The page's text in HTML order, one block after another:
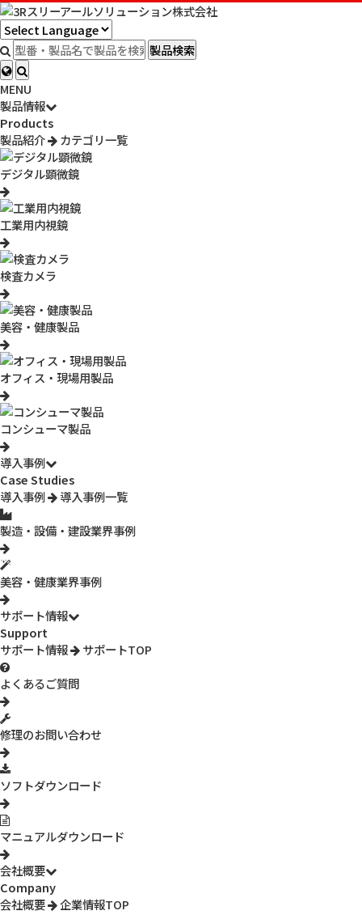
製品検索
MENU
製品情報
Products
製品紹介
カテゴリ一覧
デジタル顕微鏡
工業用内視鏡
検査カメラ
美容・健康製品
オフィス・現場用製品
コンシューマ製品
導入事例
Case Studies
導入事例
導入事例一覧
製造・設備・建設業界事例
美容・健康業界事例
サポート情報
Support
サポート情報
サポートTOP
よくあるご質問
修理のお問い合わせ
ソフトダウンロード
マニュアルダウンロード
会社概要
Company
会社概要
企業情報TOP
HOME>製品情報> 販売終了商品一覧>販売終了
3R-FLH10
大人気シリーズ最新作！よりタブレットとの密着度を高めた
NEWモデル、どこでもくねくね「くねくねホルダーUプラス」
型番：3R-FLH10
JAN：4549462023012
参考販売価格：
製品概要
さらに使いやすくパワーアップしました
今回のNEWモデルは、前作から、よりスマホ・タブレットへの密
着度・安定性を高め、使用している時に外れにくく・落ちにくく改
ヘッドレスト部分につるせば後部座席で動画を楽しむことも可能で
す。
この製品についてさらに詳しく見る